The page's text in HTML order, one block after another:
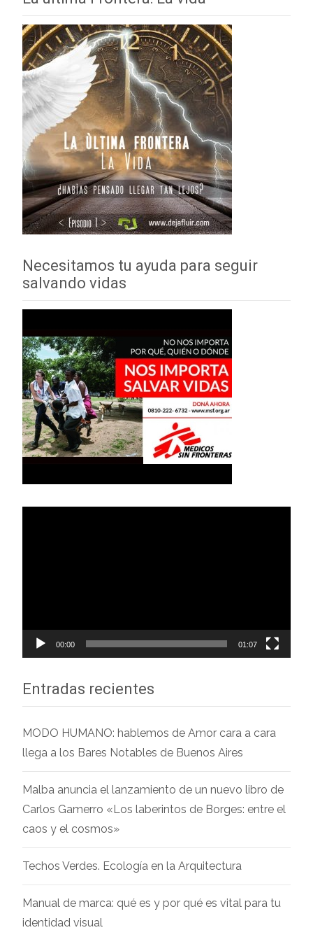
Necesitamos tu ayuda para seguir
salvando vidas
00:00 01:07
Entradas recientes
MODO HUMANO: hablemos de Amor cara a cara
llega a los Bares Notables de Buenos Aires
Malba anuncia el lanzamiento de un nuevo libro de
Carlos Gamerro «Los laberintos de Borges: entre el
caos y el cosmos»
Techos Verdes. Ecología en la Arquitectura
Manual de marca: qué es y por qué es vital para tu
identidad visual